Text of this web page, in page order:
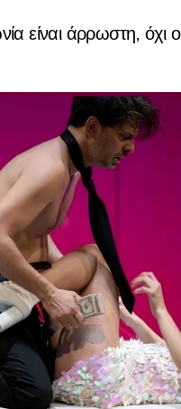
είναι άρρωστη, όχι